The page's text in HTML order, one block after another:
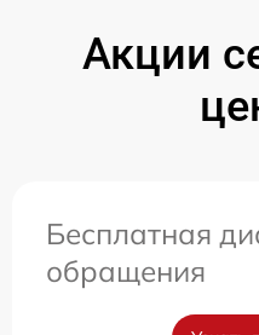
Акции
Бесплатная
обращения